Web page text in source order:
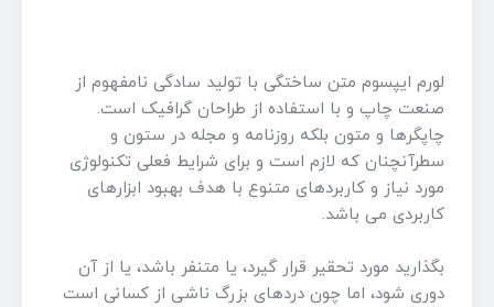
لورم ایپسوم متن ساختگی با تولید سادگی نامفهوم از
صنعت چاپ و با استفاده از طراحان گرافیک است.
چاپگرها و متون بلکه روزنامه و مجله در ستون و
سطرآنچنان که لازم است و برای شرایط فعلی تکنولوژی
مورد نیاز و کاربردهای متنوع با هدف بهبود ابزارهای
کاربردی می باشد.
بگذارید مورد تحقیر قرار گیرد، یا متنفر باشد، یا از آن
دوری شود، اما چون دردهای بزرگ ناشی از کسانی است